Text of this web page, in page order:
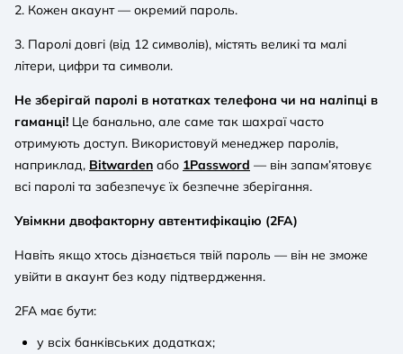
2. Кожен акаунт — окремий пароль.
3. Паролі довгі (від 12 символів), містять великі та малі
літери, цифри та символи.
Не зберігай паролі в нотатках телефона чи на наліпці в
гаманці! Це банально, але саме так шахраї часто
отримують доступ. Використовуй менеджер паролів,
наприклад, Bitwarden або 1Password — він запам’ятовує
всі паролі та забезпечує їх безпечне зберігання.
Увімкни двофакторну автентифікацію (2FA)
Навіть якщо хтось дізнається твій пароль — він не зможе
увійти в акаунт без коду підтвердження.
2FA має бути:
у всіх банківських додатках;